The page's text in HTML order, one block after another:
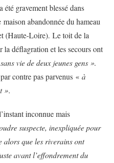
été gravement blessé dans
abandonnée du hameau
(Haute-Loire). Le toit de la
la déflagration et les secours ont
vie de deux jeunes gens ».
contre pas parvenus « à
».
inconnue mais
suspecte, inexpliquée pour
alors que les riverains ont
avant l’effondrement du